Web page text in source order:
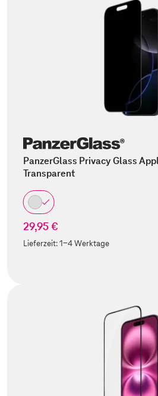
PanzerGlass Privacy Glass
Transparent
29,95 €
Lieferzeit:1-4 Werktage